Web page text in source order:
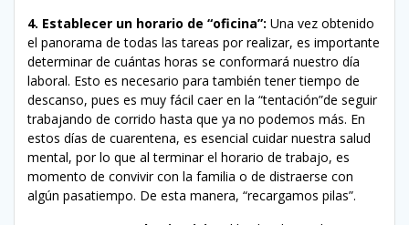
4. Establecer un horario de “oficina”: Una vez obtenido
el panorama de todas las tareas por realizar, es importante
determinar de cuántas horas se conformará nuestro día
laboral. Esto es necesario para también tener tiempo de
descanso, pues es muy fácil caer en la “tentación”de seguir
trabajando de corrido hasta que ya no podemos más. En
estos días de cuarentena, es esencial cuidar nuestra salud
mental, por lo que al terminar el horario de trabajo, es
momento de convivir con la familia o de distraerse con
algún pasatiempo. De esta manera, “recargamos pilas”.